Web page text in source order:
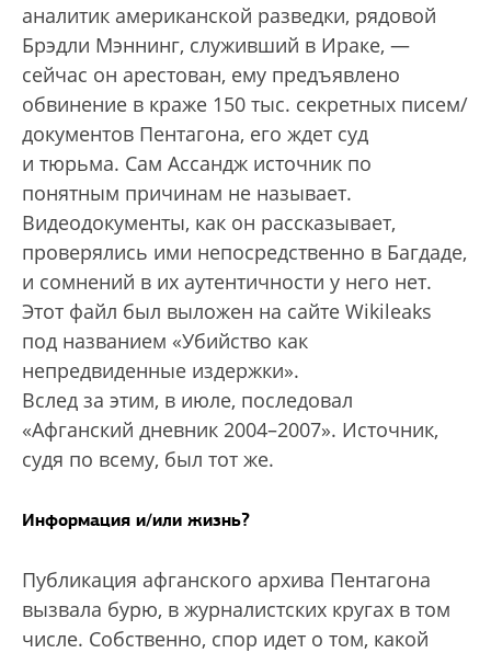
аналитик американской разведки, рядовой
Брэдли Мэннинг, служивший в Ираке, —
сейчас он арестован, ему предъявлено
обвинение в краже 150 тыс. секретных писем/
документов Пентагона, его ждет суд
и тюрьма. Сам Ассандж источник по
понятным причинам не называет.
Видеодокументы, как он рассказывает,
проверялись ими непосредственно в Багдаде,
и сомнений в их аутентичности у него нет.
Этот файл был выложен на сайте Wikileaks
под названием «Убийство как
непредвиденные издержки».
Вслед за этим, в июле, последовал
«Афганский дневник 2004–2007». Источник,
судя по всему, был тот же.
Информация и/или жизнь?
Публикация афганского архива Пентагона
вызвала бурю, в журналистских кругах в том
числе. Собственно, спор идет о том, какой